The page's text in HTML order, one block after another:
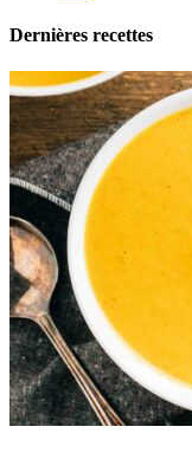
Dernières recettes